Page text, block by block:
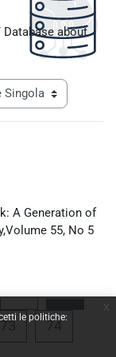
le politiche:
about
modalità
A Generation of
55, No 5
67 68
72
73Pagina 73
74Pagina